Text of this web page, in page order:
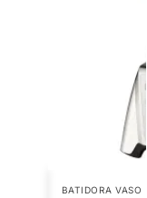
BATIDORA VASO